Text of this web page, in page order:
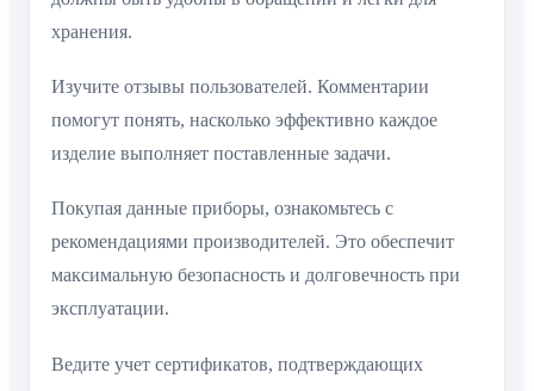
хранения.
Изучите отзывы пользователей. Комментарии
помогут понять, насколько эффективно каждое
изделие выполняет поставленные задачи.
Покупая данные приборы, ознакомьтесь с
рекомендациями производителей. Это обеспечит
максимальную безопасность и долговечность при
эксплуатации.
Ведите учет сертификатов, подтверждающих